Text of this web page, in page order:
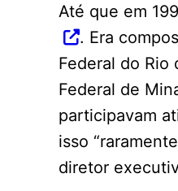
Até que em
. Era
Federal do Rio
Federal de
participavam
isso
diretor